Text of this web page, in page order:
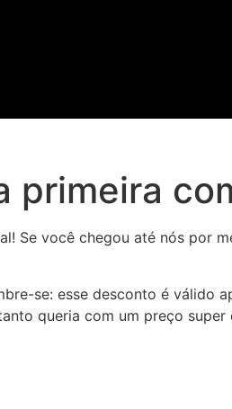
Se você chegou até nós por
se: esse desconto é válido
queria com um preço super